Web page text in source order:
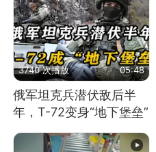
3740 次播放 05:48
俄军坦克兵潜伏敌后半
年，T-72变身“地下堡垒”